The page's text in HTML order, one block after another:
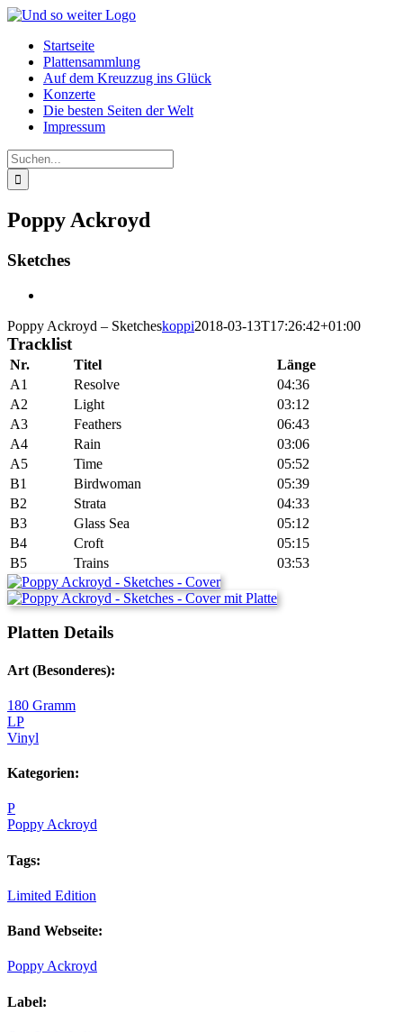
Zum
springenStartseite
Plattensammlung
Auf dem Kreuzzug ins Glück
Konzerte
Die besten Seiten der Welt
Impressum
Suche
nach:
Poppy Ackroyd
Sketches
Image
Poppy Ackroyd – Sketcheskoppi2018-03-13T17:26:42+01:00
Tracklist
Nr. Titel
Länge
A1
Resolve
04:36
A2
Light
03:12
A3
Feathers
06:43
A4
Rain
03:06
A5
Time
05:52
B1
Birdwoman
05:39
B2
Strata
04:33
B3
Glass Sea
05:12
B4
Croft
05:15
B5
Trains 03:53
Platten Details
Art (Besonderes):
180 Gramm
LP
Vinyl
Kategorien:
P
Poppy Ackroyd
Tags:
Limited Edition
Band Webseite:
Poppy Ackroyd
Label: